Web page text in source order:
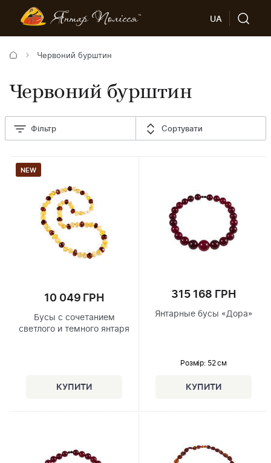
UA
Червоний бурштин
Червоний бурштин
Фільтр Сортувати
NEW
10 049 ГРН
Бусы с сочетанием
светлого и темного янтаря
315 168 ГРН
Янтарные бусы «Дора»
Розмір: 52 см